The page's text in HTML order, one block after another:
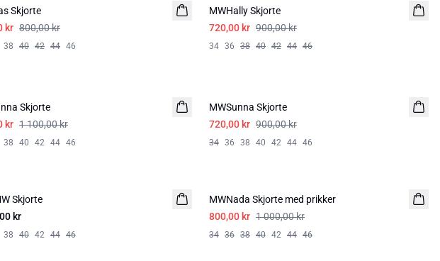
Skjorte
kr 800,00 kr
38 40 42 44 46
MWHally Skjorte
720,00 kr 900,00 kr
34 36 38 40 42 44 46
Skjorte
kr 1 100,00 kr
38 40 42 44 46
MWSunna Skjorte
720,00 kr 900,00 kr
34 36 38 40 42 44 46
Skjorte
kr
38 40 42 44 46
MWNada Skjorte med prikker
800,00 kr 1 000,00 kr
34 36 38 40 42 44 46